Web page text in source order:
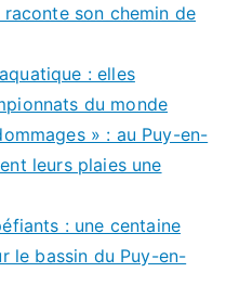
raconte son chemin de
: elles
du monde
» : au Puy-en-
leurs plaies une
: une centaine
le bassin du Puy-en-